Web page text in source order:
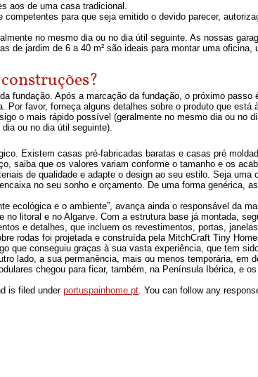
aos de uma casa tradicional.
para que seja emitido o devido parecer,
no mesmo dia ou no dia útil seguinte. As nossas
de jardim de 6 a 40 m² são ideais para montar uma oficina,
fundação. Após a marcação da fundação, o próximo passo
favor, forneça alguns detalhes sobre o produto que está
o mais rápido possível (geralmente no mesmo dia ou no
ou no dia útil seguinte).
Existem casas pré-fabricadas baratas e casas pré
saiba que os valores variam conforme o tamanho e os
de qualidade e adapte o design ao seu estilo. Seja uma
no seu sonho e orçamento. De uma forma genérica,
ecológica e o ambiente”, avança ainda o responsável da
litoral e no Algarve. Com a estrutura base já montada,
e detalhes, que incluem os revestimentos, portas,
rodas foi projetada e construída pela MitchCraft Tiny
que conseguiu graças à sua vasta experiência, que tem
lado, a sua permanência, mais ou menos temporária, em
chegou para ficar, também, na Península Ibérica, e
is filed underportuspainhome.pt. You can follow any